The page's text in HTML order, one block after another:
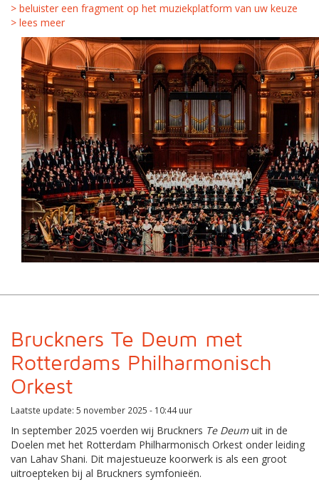
> beluister een fragment op het muziekplatform van uw keuze
> lees meer
Bruckners Te Deum met
Rotterdams Philharmonisch
Orkest
Laatste update: 5 november 2025 - 10:44 uur
In september 2025 voerden wij Bruckners Te Deumuit in de
Doelen met het Rotterdam Philharmonisch Orkest onder leiding
van Lahav Shani. Dit majestueuze koorwerk is als een groot
uitroepteken bij al Bruckners symfonieën.